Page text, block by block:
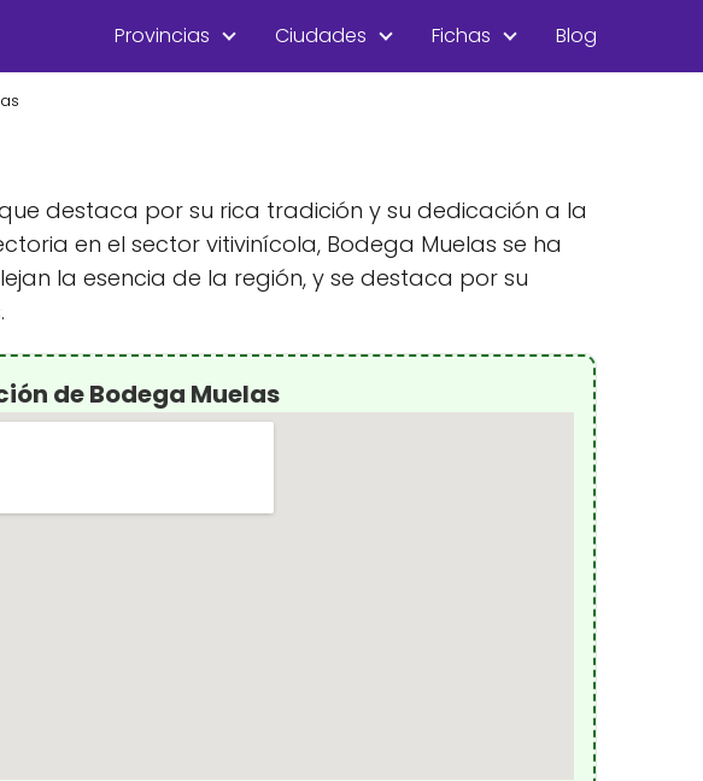
Provincias Ciudades Fichas Blog
destaca por su rica tradición y su dedicación a la
en el sector vitivinícola, Bodega Muelas se ha
la esencia de la región, y se destaca por su
de Bodega Muelas